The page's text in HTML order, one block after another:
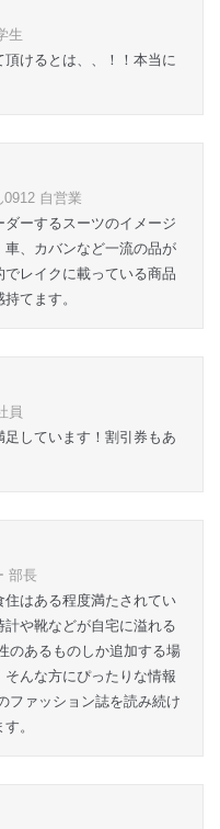
生
けるとは、、！！本当に
自営業
ーするスーツのイメージ
、カバンなど一流の品が
レイクに載っている商品
てます。
員
しています！割引券もあ
部長
はある程度満たされてい
や靴などが自宅に溢れる
のあるものしか追加する場
んな方にぴったりな情報
ファッション誌を読み続け
。